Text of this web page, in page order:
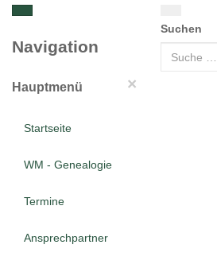
Navigation
×
Hauptmenü
Startseite
WM - Genealogie
Termine
Ansprechpartner
Suchen